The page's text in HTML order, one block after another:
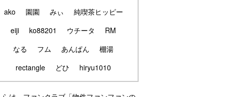
ako
園園 みぃ
純喫茶ヒッピー
eiji
ko88201 ウチータ
RM
なる
フム あんぱん
棚湯
rectangle
どひ hiryu1010